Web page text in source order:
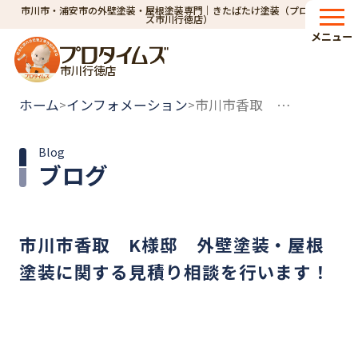
市川市・浦安市の外壁塗装・屋根塗装専門｜きたばたけ塗装（プロタイム
ズ市川行徳店）
市川行徳店
メニュー
ホーム>インフォメーション> 市川市香取 K様邸 外壁塗装・屋根塗装に関する見積り相談を行います！
ブログ
Blog
市川市香取 K様邸 外壁塗装・屋根
塗装に関する見積り相談を行います！